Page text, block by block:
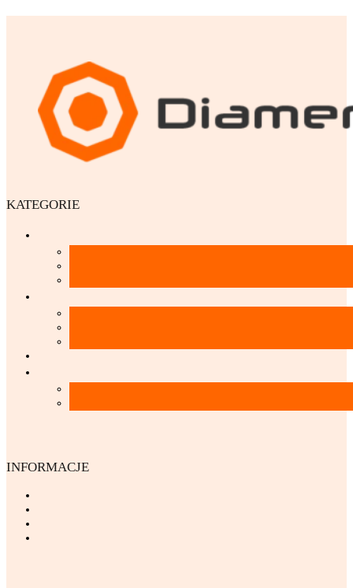
KATEGORIE
INFORMACJE